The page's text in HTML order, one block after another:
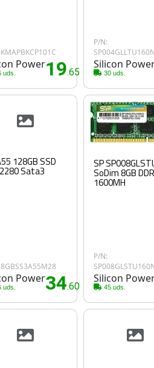
Power
uds. 19.65€
P/N:
Silicon
30 uds.
128GB SSD
Sata3
Power
uds. 34.60€
SP
SoDim 8GB
1600MH
P/N:
Silicon
45 uds.